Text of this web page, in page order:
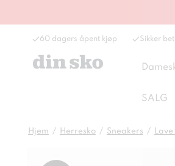
60 dagers åpent kjøp Sikker
SALG
Hjem Herresko Sneakers